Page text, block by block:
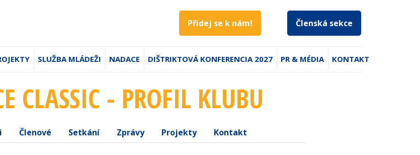
Přidej se k nám! Členská sekce
SLUŽBA MLÁDEŽI NADACE DIŠTRIKTOVÁ KONFERENCIA 2027 PR & MÉDIA KONTAKT
CLASSIC - PROFIL KLUBU
Členové Setkání Zprávy Projekty Kontakt